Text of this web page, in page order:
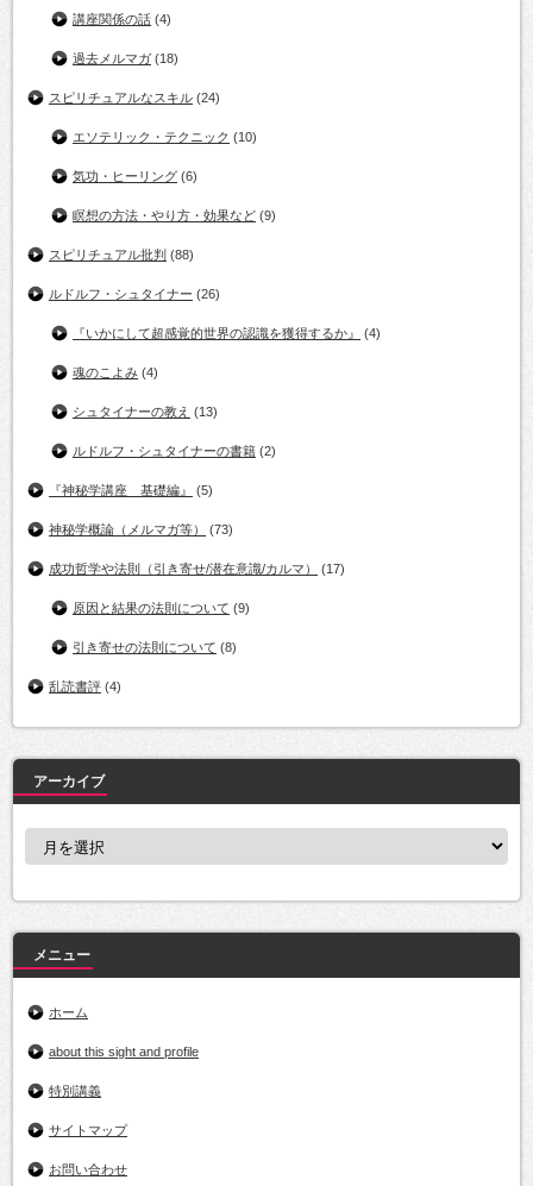
講座関係の話 (4)
過去メルマガ (18)
スピリチュアルなスキル (24)
エソテリック・テクニック (10)
気功・ヒーリング (6)
瞑想の方法・やり方・効果など (9)
スピリチュアル批判 (88)
ルドルフ・シュタイナー (26)
『いかにして超感覚的世界の認識を獲得するか』 (4)
魂のこよみ (4)
シュタイナーの教え (13)
ルドルフ・シュタイナーの書籍 (2)
『神秘学講座 基礎編』 (5)
神秘学概論（メルマガ等） (73)
成功哲学や法則（引き寄せ/潜在意識/カルマ） (17)
原因と結果の法則について (9)
引き寄せの法則について (8)
乱読書評 (4)
アーカイブ
ア
ブ
メニュー
ホーム
about this sight and profile
特別講義
サイトマップ
お問い合わせ